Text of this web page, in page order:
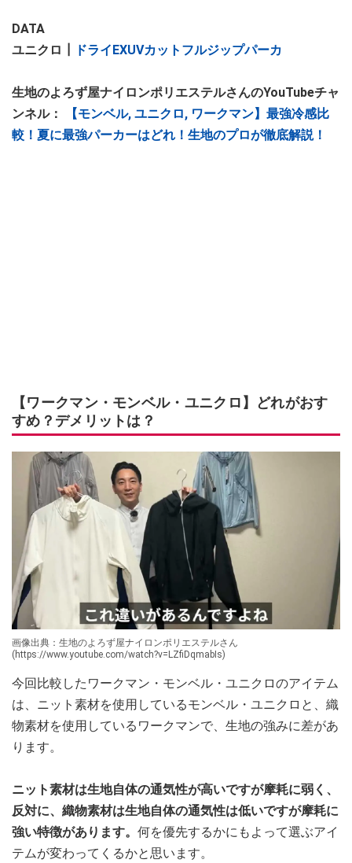
DATA
ユニクロ┃
ドライEXUVカットフルジップパーカ
生地のよろず屋ナイロンポリエステルさんのYouTubeチャ
ンネル：
【モンベル, ユニクロ, ワークマン】最強冷感比
較！夏に最強パーカーはどれ！生地のプロが徹底解説！
【ワークマン・モンベル・ユニクロ】どれがおす
すめ？デメリットは？
画像出典：生地のよろず屋ナイロンポリエステルさん
(https://www.youtube.com/watch?v=LZfiDqmabIs)
今回比較したワークマン・モンベル・ユニクロのアイテム
は、ニット素材を使用しているモンベル・ユニクロと、織
物素材を使用しているワークマンで、生地の強みに差があ
ります。
ニット素材は生地自体の通気性が高いですが摩耗に弱く、
反対に、織物素材は生地自体の通気性は低いですが摩耗に
強い特徴があります。 何を優先するかにもよって選ぶアイ
テムが変わってくるかと思います。